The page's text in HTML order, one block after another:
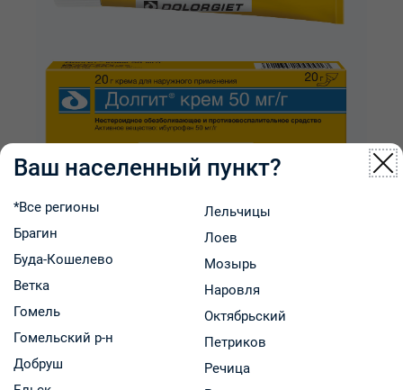
Долгит крем для наруж. прим. 50мг/г 20г туба №1
Код: 8486
В аптеках региона: 8.99 р.
-
Ваш населенный пункт?
*Все регионы
Брагин
Буда-Кошелево
Ветка
Гомель
Гомельский р-н
Добруш
Лельчицы
Лоев
Мозырь
Наровля
Октябрьский
Петриков
Речица